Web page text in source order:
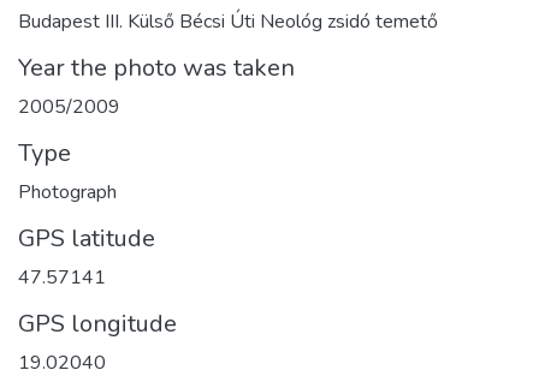
Budapest III. Külső Bécsi Úti Neológ zsidó temető
Year the photo was taken
2005/2009
Type
Photograph
GPS latitude
47.57141
GPS longitude
19.02040